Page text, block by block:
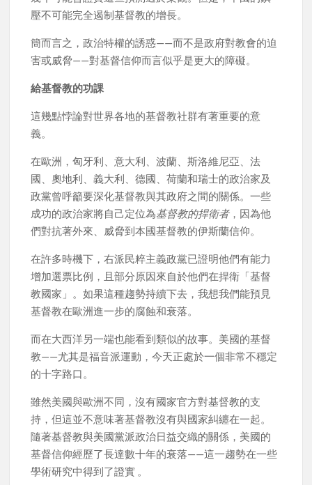
壓不可能完全遏制基督教的增長。
簡而言之，政治特權的誘惑——而不是政府對教會的迫
害或威脅——對基督信仰而言似乎是更大的障礙。
給基督教的功課
這幾點悖論對世界各地的基督教社群有著重要的意
義。
在歐洲，匈牙利、意大利、波蘭、斯洛維尼亞、法
國、奧地利、義大利、德國、荷蘭和瑞士的政治家及
政黨曾呼籲要深化基督教與其政府之間的關係。一些
成功的政治家將自己定位為基督教的捍衛者，因為他
們對抗著外來、威脅到本國基督教的伊斯蘭信仰。
在許多時機下，右派民粹主義政黨已證明他們有能力
增加選票比例，且部分原因來自於他們在捍衛「基督
教國家」。如果這種趨勢持續下去，我想我們能預見
基督教在歐洲進一步的腐蝕和衰落。
而在大西洋另一端也能看到類似的故事。美國的基督
教——尤其是福音派運動，今天正處於一個非常不穩定
的十字路口。
雖然美國與歐洲不同，沒有國家官方對基督教的支
持，但這並不意味著基督教沒有與國家糾纏在一起。
隨著基督教與美國黨派政治日益交織的關係，美國的
基督信仰經歷了長達數十年的衰落——這一趨勢在一些
學術研究中得到了證實 。